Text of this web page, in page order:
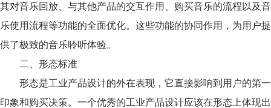
其对音乐回放、与其他产品的交互作用、购买音乐的流程以及音
乐使用流程等功能的全面优化。这些功能的协同作用，为用户提
供了极致的音乐聆听体验。
二、形态标准
形态是工业产品设计的外在表现，它直接影响到用户的第一
印象和购买决策。一个优秀的工业产品设计应该在形态上体现出